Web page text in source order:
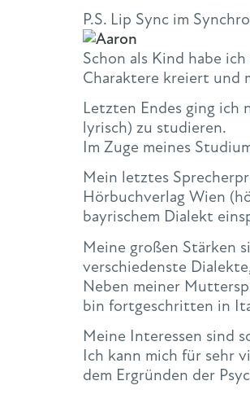
P.S. Lip Sync im
Schon als Kind habe
Charaktere kreiert und
Letzten Endes ging ich
lyrisch) zu studieren.
Im Zuge meines
Mein letztes
Hörbuchverlag Wien
bayrischem Dialekt
Meine großen Stärken
verschiedenste
Neben meiner
bin fortgeschritten in
Meine Interessen sind
Ich kann mich für sehr
dem Ergründen der